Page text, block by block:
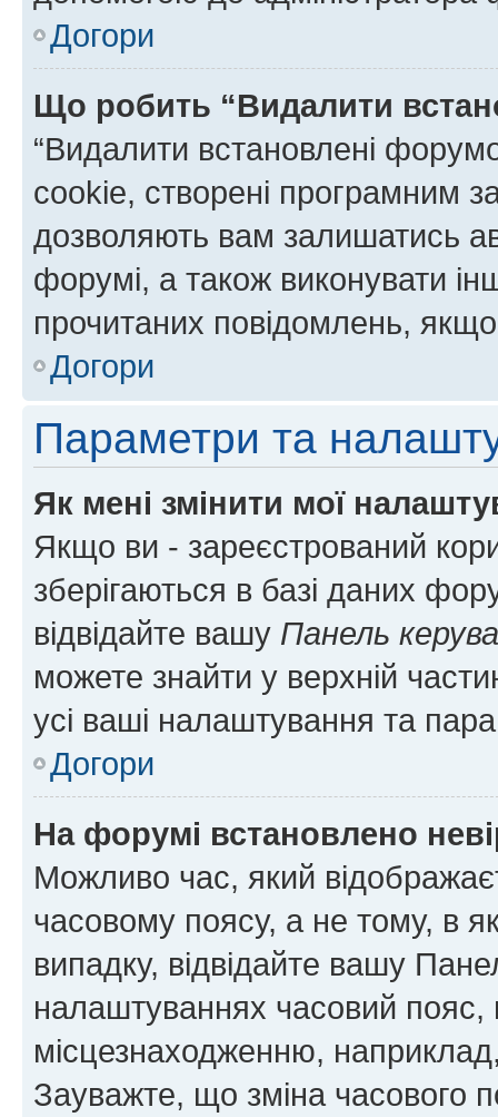
Догори
Що робить “Видалити
“Видалити встановлені
cookie, створені програмним
дозволяють вам залишатись
форумі, а також виконувати
прочитаних повідомлень,
Догори
Параметри та
Як мені змінити мої
Якщо ви - зареєстрований
зберігаються в базі даних
відвідайте вашу Панель
можете знайти у верхній
усі ваші налаштування та
Догори
На форумі встановлено
Можливо час, який
часовому поясу, а не тому, в
випадку, відвідайте вашу
налаштуваннях часовий пояс,
місцезнаходженню,
Зауважте, що зміна часового